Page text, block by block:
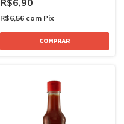
R$6,56 com Pix